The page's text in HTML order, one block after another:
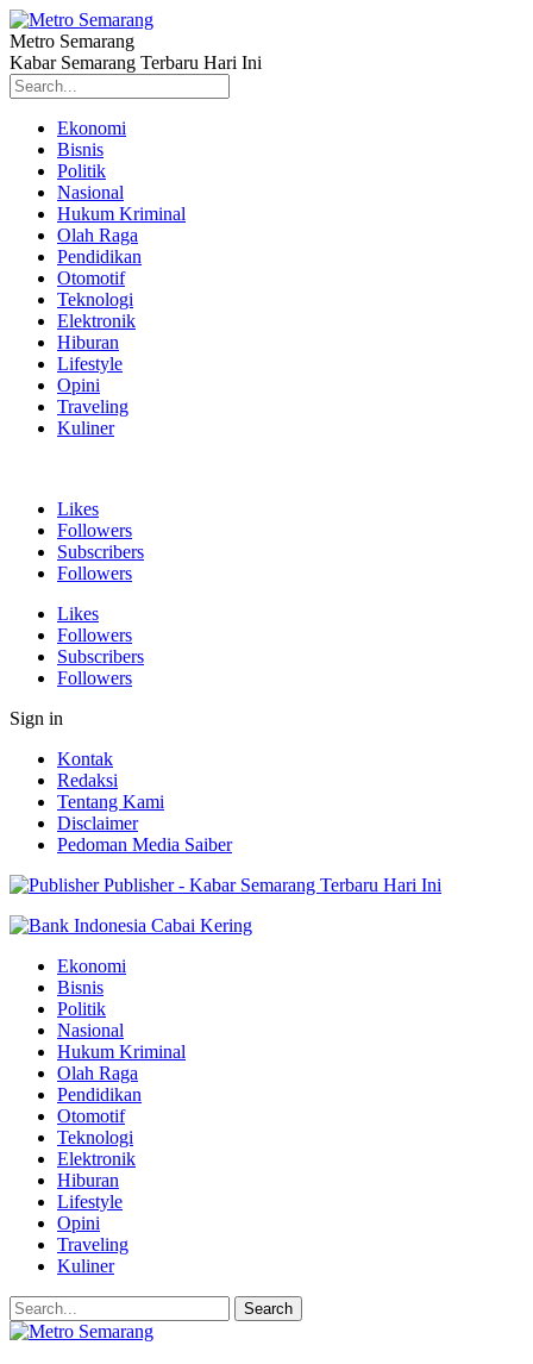
Metro Semarang
Kabar Semarang Terbaru Hari Ini
Ekonomi
Bisnis
Politik
Nasional
Hukum Kriminal
Olah Raga
Pendidikan
Otomotif
Teknologi
Elektronik
Hiburan
Lifestyle
Opini
Traveling
Kuliner
Likes
Followers
Subscribers
Followers
Likes
Followers
Subscribers
Followers
Sign in
Kontak
Redaksi
Tentang Kami
Disclaimer
Pedoman Media Saiber
Publisher - Kabar Semarang Terbaru Hari Ini
Ekonomi
Bisnis
Politik
Nasional
Hukum Kriminal
Olah Raga
Pendidikan
Otomotif
Teknologi
Elektronik
Hiburan
Lifestyle
Opini
Traveling
Kuliner